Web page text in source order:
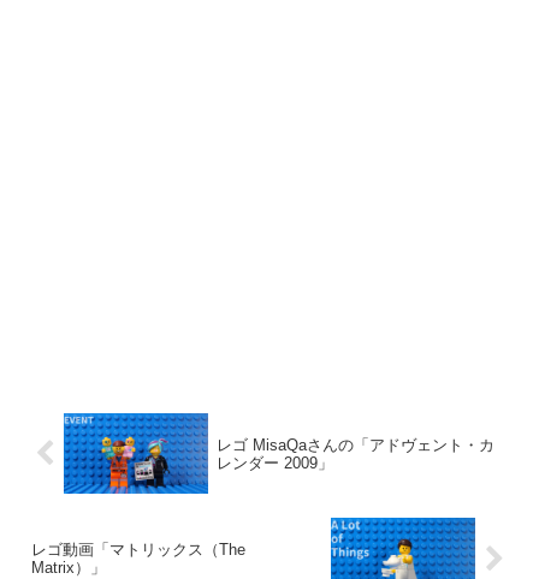
レゴ MisaQaさんの「アドヴェント・カ
レンダー 2009」
レゴ動画「マトリックス（The
Matrix）」